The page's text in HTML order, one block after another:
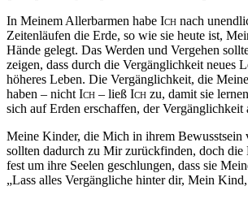
In Meinem Allerbarmen habe Ich nach
Zeitenläufen die Erde, so wie sie heute ist,
Hände gelegt. Das Werden und Vergehen
zeigen, dass durch die Vergänglichkeit neues
höheres Leben. Die Vergänglichkeit, die
haben – nicht Ich – ließ Ich zu, damit sie
sich auf Erden erschaffen, der Vergänglichkeit
Meine Kinder, die Mich in ihrem Bewusstsein
sollten dadurch zu Mir zurückfinden, doch die
fest um ihre Seelen geschlungen, dass sie
„Lass alles Vergängliche hinter dir, Mein